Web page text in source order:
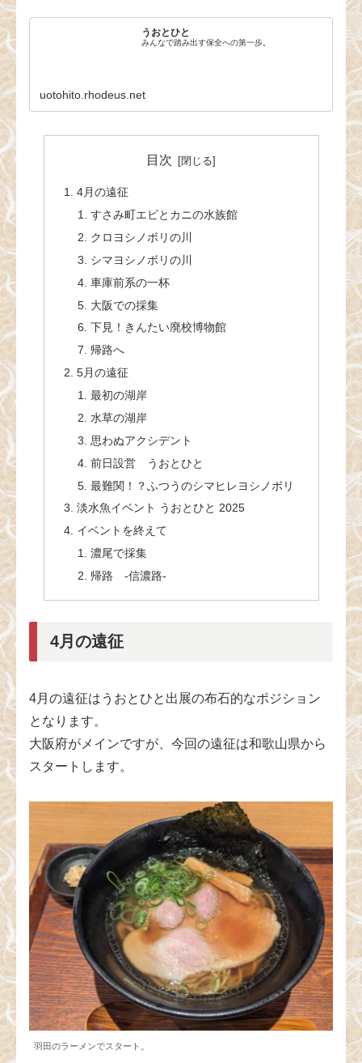
うおとひと
みんなで踏み出す保全への第一歩。
uotohito.rhodeus.net
目次
4月の遠征
すさみ町エビとカニの水族館
クロヨシノボリの川
シマヨシノボリの川
車庫前系の一杯
大阪での採集
下見！きんたい廃校博物館
帰路へ
5月の遠征
最初の湖岸
水草の湖岸
思わぬアクシデント
前日設営 うおとひと
最難関！？ふつうのシマヒレヨシノボリ
淡水魚イベント うおとひと 2025
イベントを終えて
濃尾で採集
帰路 -信濃路-
4月の遠征
4月の遠征はうおとひと出展の布石的なポジション
となります。
大阪府がメインですが、今回の遠征は和歌山県から
スタートします。
羽田のラーメンでスタート。